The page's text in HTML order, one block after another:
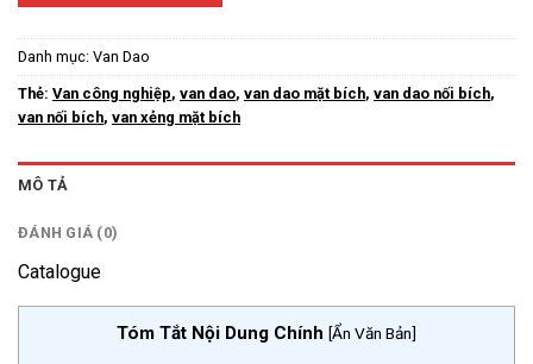
Danh mục: Van Dao
Thẻ: Van công nghiệp, van dao, van dao mặt bích, van dao nối bích,
van nối bích, van xẻng mặt bích
MÔ TẢ
ĐÁNH GIÁ (0)
Catalogue
Tóm Tắt Nội Dung Chính [Ẩn Văn Bản]